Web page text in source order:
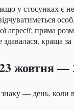
у стосунках є
агресії; пряма
краща за
жовтня —
— день, коли